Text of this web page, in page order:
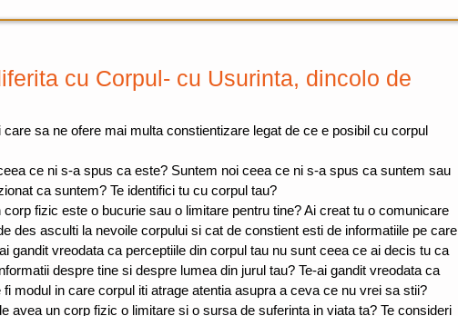
cu Corpul- cu Usurinta, dincolo de
care sa ne ofere mai multa constientizare legat de ce e posibil cu corpul
ce ni s-a spus ca este? Suntem noi ceea ce ni s-a spus ca suntem sau
ca suntem? Te identifici tu cu corpul tau?
corp fizic este o bucurie sau o limitare pentru tine? Ai creat tu o comunicare
des asculti la nevoile corpului si cat de constient esti de informatiile pe care
gandit vreodata ca perceptiile din corpul tau nu sunt ceea ce ai decis tu ca
despre tine si despre lumea din jurul tau? Te-ai gandit vreodata ca
modul in care corpul iti atrage atentia asupra a ceva ce nu vrei sa stii?
avea un corp fizic o limitare si o sursa de suferinta in viata ta? Te consideri